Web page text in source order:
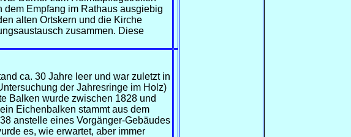
Empfang im Rathaus ausgiebig
alten Ortskern und die Kirche
zusammen. Diese
ca. 30 Jahre leer und war zuletzt in
der Jahresringe im Holz)
Balken wurde zwischen 1828 und
Eichenbalken stammt aus dem
anstelle eines Vorgänger-Gebäudes
es, wie erwartet, aber immer